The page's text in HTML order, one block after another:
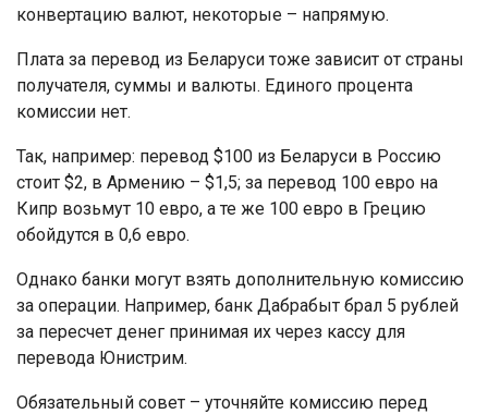
конвертацию валют, некоторые – напрямую.
Плата за перевод из Беларуси тоже зависит от страны
получателя, суммы и валюты. Единого процента
комиссии нет.
Так, например: перевод $100 из Беларуси в Россию
стоит $2, в Армению – $1,5; за перевод 100 евро на
Кипр возьмут 10 евро, а те же 100 евро в Грецию
обойдутся в 0,6 евро.
Однако банки могут взять дополнительную комиссию
за операции. Например, банк Дабрабыт брал 5 рублей
за пересчет денег принимая их через кассу для
перевода Юнистрим.
Обязательный совет – уточняйте комиссию перед